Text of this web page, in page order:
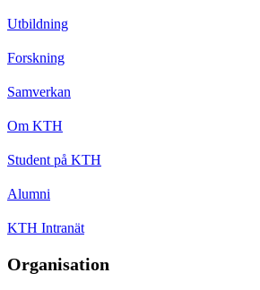
Utbildning
Forskning
Samverkan
Om KTH
Student på KTH
Alumni
KTH Intranät
Organisation